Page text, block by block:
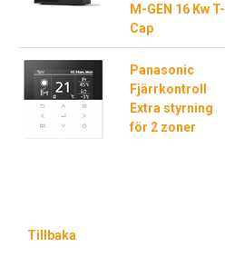
M-GEN 16 Kw T-
Cap
Panasonic
Fjärrkontroll
Extra styrning
för 2 zoner
Tillbaka